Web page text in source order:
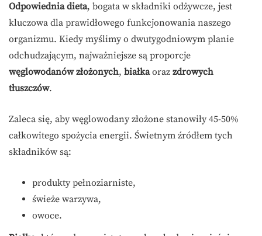
Odpowiednia dieta, bogata w składniki odżywcze, jest
kluczowa dla prawidłowego funkcjonowania naszego
organizmu. Kiedy myślimy o dwutygodniowym planie
odchudzającym, najważniejsze są proporcje
węglowodanów złożonych, białkaoraz zdrowych
tłuszczów.
Zaleca się, aby węglowodany złożone stanowiły 45-50%
całkowitego spożycia energii. Świetnym źródłem tych
składników są:
produkty pełnoziarniste,
świeże warzywa,
owoce.